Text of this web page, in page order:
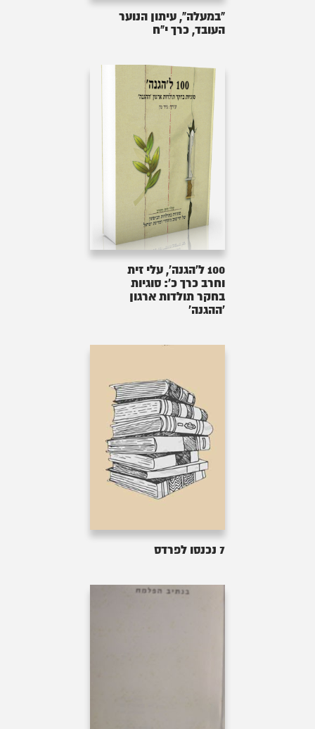
"במעלה", עיתון הנוער
העובד, כרך י"ח
100 ל'הגנה', עלי זית
וחרב כרך כ': סוגיות
בחקר תולדות ארגון
'ההגנה'
7 נכנסו לפרדס